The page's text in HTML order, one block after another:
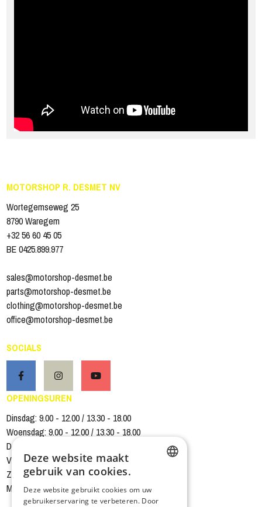
MOTORSHOP R. DESMET NV
Wortegemseweg 25
8790 Waregem
+32 56 60 45 05
BE 0425.899.977
sales@motorshop-desmet.be
parts@motorshop-desmet.be
clothing@motorshop-desmet.be
office@motorshop-desmet.be
SOCIALS
OPENINGSUREN
Dinsdag: 9.00 - 12.00 / 13.30 - 18.00
Woensdag: 9.00 - 12.00 / 13.30 - 18.00
Donderdag: 9.00 - 12.00 / 13.30 - 18.00
Vrijdag: 9.00 - 12.00 / 13.30 - 18.00
Zaterdag: 9.00 - 12.00 / 13.30 - 16.00
Magazijn gesloten zaterdagnamiddag
FRENCH
Deze website maakt
gebruik van cookies.
Deze website gebruikt cookies om uw
gebruikerservaring te verbeteren. Door